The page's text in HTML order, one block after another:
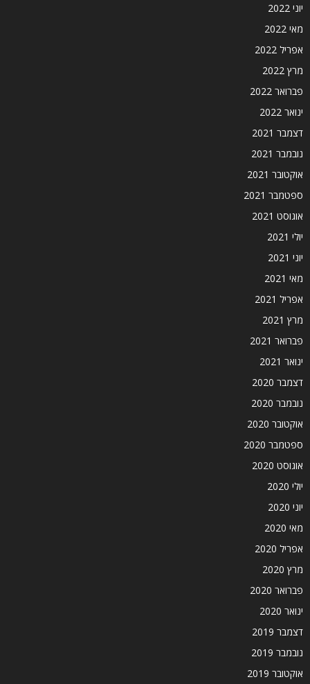
יוני 2022
מאי 2022
אפריל 2022
מרץ 2022
פברואר 2022
ינואר 2022
דצמבר 2021
נובמבר 2021
אוקטובר 2021
ספטמבר 2021
אוגוסט 2021
יולי 2021
יוני 2021
מאי 2021
אפריל 2021
מרץ 2021
פברואר 2021
ינואר 2021
דצמבר 2020
נובמבר 2020
אוקטובר 2020
ספטמבר 2020
אוגוסט 2020
יולי 2020
יוני 2020
מאי 2020
אפריל 2020
מרץ 2020
פברואר 2020
ינואר 2020
דצמבר 2019
נובמבר 2019
אוקטובר 2019